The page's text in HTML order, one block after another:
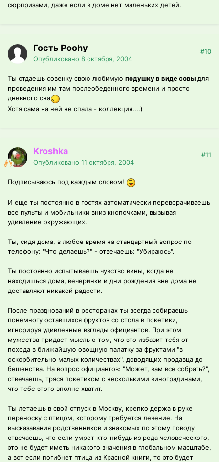
сюрпризами, даже если в доме нет маленьких детей.
Гость Poohy
Опубликовано 8 октября, 2004
#10
Ты отдаешь совенку свою любимую подушку в виде совы для
проведения им там послеобеденного времени и просто
дневного сна
Хотя сама на ней не спала - коллекция....)
Kroshka
Опубликовано 11 октября, 2004
#11
Подписываюсь под каждым словом!
И еще ты постоянно в гостях автоматически переворачиваешь
все пульты и мобильники вниз кнопочками, вызывая
удивление окружающих.
Ты, сидя дома, в любое время на стандартный вопрос по
телефону: "Что делаешь?" - отвечаешь: "Убираюсь".
Ты постоянно испытываешь чувство вины, когда не
находишься дома, вечеринки и дни рождения вне дома не
доставляют никакой радости.
После празднований в ресторанах ты всегда собираешь
понемногу оставшихся фруктов со стола в покетики,
игнорируя удивленные взгляды официантов. При этом
мужества придает мысль о том, что это избавит тебя от
похода в ближайшую овощную палатку за фруктами "в
оскорбительно малых количествах", доводящих продавца до
бешенства. На вопрос официантов: "Может, вам все собрать?",
отвечаешь, тряся покетиком с несколькими виноградинами,
что тебе этого вполне хватит.
Ты летаешь в свой отпуск в Москву, крепко держа в руке
переноску с птицом, которому требуется лечение. На
высказавания родственников и знакомых по этому поводу
отвечаешь, что если умрет кто-нибудь из рода человеческого,
это не будет иметь никакого значения в глобальном масштабе,
а вот если погибнет птица из Красной книги, то это будет